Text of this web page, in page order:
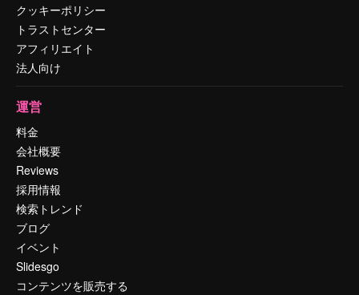
クッキーポリシー
トラストセンター
アフィリエイト
法人向け
運営
料金
会社概要
Reviews
採用情報
検索トレンド
ブログ
イベント
Slidesgo
コンテンツを販売する